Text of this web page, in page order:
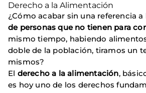
Derecho a la Alimentación
¿Cómo acabar sin una referencia a
de personas que no tienen para
mismo tiempo, habiendo
doble de la población, tiramos un
mismos?
El derecho a la alimentación,
es hoy uno de los derechos